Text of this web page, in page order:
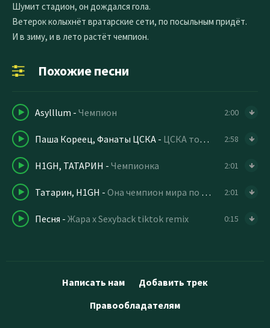
Шумит стадион, он дождался гола.
Ветерок колыхнёт вратарские сети, по посыльным придёт.
И в зиму, и в лето растёт чемпион.
Похожие песни
Asylllum - Чемпион 2:00
Паша Кореец, Фанаты ЦСКА - ЦСКА только ЦСКА 2:58
H1GH, ТАТАРИН - Чемпионка 2:01
Татарин, H1GH - Она чемпион мира по выносу мозга 2:01
Песня - Жара x Sexyback tiktok remix 0:15
Написать нам
Добавить трек
Правообладателям